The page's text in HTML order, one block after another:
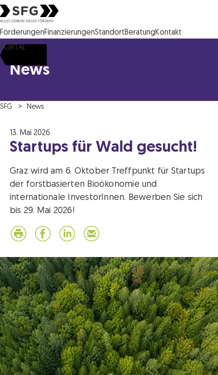
Steirische Wirtschaftsförderungsgesellschaft mbH SFG Logo
FörderungenFinanzierungenStandortBeratungKontakt
PORTAL
News
SFG News
13. Mai 2026
Startups für Wald gesucht!
Graz wird am 6. Oktober Treffpunkt für Startups
der forstbasierten Bioökonomie und
internationale InvestorInnen. Bewerben Sie sich
bis 29. Mai 2026!